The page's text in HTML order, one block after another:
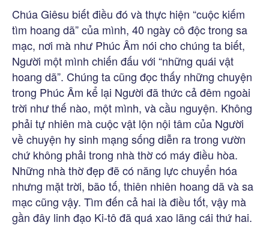
Chúa Giêsu biết điều đó và thực hiện “cuộc kiếm
tìm hoang dã” của mình, 40 ngày cô độc trong sa
mạc, nơi mà như Phúc Âm nói cho chúng ta biết,
Người một mình chiến đấu với “những quái vật
hoang dã”. Chúng ta cũng đọc thấy những chuyện
trong Phúc Âm kể lại Người đã thức cả đêm ngoài
trời như thế nào, một mình, và cầu nguyện. Không
phải tự nhiên mà cuộc vật lộn nội tâm của Người
về chuyện hy sinh mạng sống diễn ra trong vườn
chứ không phải trong nhà thờ có máy điều hòa.
Những nhà thờ đẹp đẽ có năng lực chuyển hóa
nhưng mặt trời, bão tố, thiên nhiên hoang dã và sa
mạc cũng vậy. Tìm đến cả hai là điều tốt, vậy mà
gần đây linh đạo Ki-tô đã quá xao lãng cái thứ hai.